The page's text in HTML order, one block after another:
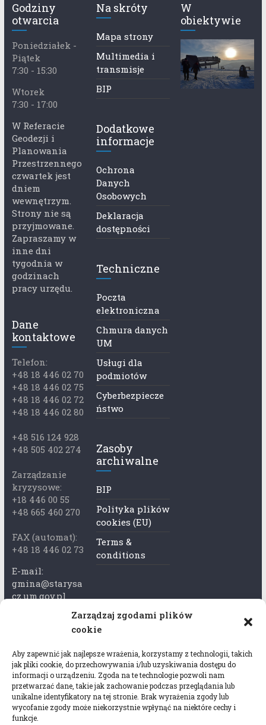
Zarządzaj zgodami plików
cookie
Aby zapewnić jak najlepsze wrażenia, korzystamy z technologii, takich
jak pliki cookie, do przechowywania i/lub uzyskiwania dostępu do
informacji o urządzeniu. Zgoda na te technologie pozwoli nam
przetwarzać dane, takie jak zachowanie podczas przeglądania lub
unikalne identyfikatory na tej stronie. Brak wyrażenia zgody lub
wycofanie zgody może niekorzystnie wpłynąć na niektóre cechy i
funkcje.
Godziny
otwarcia
Poniedziałek -
Piątek
7:30 - 15:30
Wtorek
7:30 - 17:00
W Referacie
Geodezji i
Planowania
Przestrzennego
czwartek jest
dniem
wewnętrzym.
Strony nie są
przyjmowane.
Zapraszamy w
inne dni
tygodnia w
godzinach
pracy urzędu.
Dane
kontaktowe
Telefon:
+48 18 446 02 70
+48 18 446 02 75
+48 18 446 02 72
+48 18 446 02 80
+48 516 124 928
+48 505 402 274
Zarządzanie
kryzysowe:
+18 446 00 55
+48 665 460 270
FAX (automat):
+48 18 446 02 73
E-mail:
gmina@starysa
cz.um.gov.pl
Adres skrzynki
rytka
Adres do e-
Doręczeń:
AEL-97528-
78647-USWGJ-
Na skróty
Mapa strony
Multimedia i
transmisje
BIP
Dodatkowe
informacje
Ochrona
Danych
Osobowych
Deklaracja
dostępności
Techniczne
Poczta
elektroniczna
Chmura danych
UM
Usługi dla
podmiotów
Cyberbezpiecze
ństwo
Zasoby
archiwalne
BIP
Polityka plików
cookies (EU)
Terms &
conditions
W
obiektywie